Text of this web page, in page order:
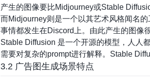
产生的图像要比Midjourney或Stable
而Midjourney则是一个以其艺术风格闻名
事情都发生在Discord上。由此产生的图像
Stable Diffusion 是一个开源的模型，人人
需要对复杂的prompt进行解释。Stable
3.2 广告图生成场景特点